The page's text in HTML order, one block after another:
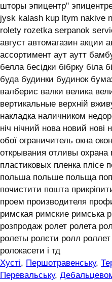
шторы эпицентр''
jysk kalash kup ltym nakive
rolety rozetka serpanok
август автомагазин акции
ассортимент аут аутт
белла бесідки бібрку біла
буда будинки будинок
валберис валки велика
вертикальные верхній
накладка наличником
ніч нічний нова новий
обої ограничитель окна
открывания отливы охрана
пластиковых пленка плісе
польша польше польща
почистити пошта
проем производителя
римская римские римська
розпродаж ролет ролета
ролеты ролєти ролл
ролокасети і тд
Хусті, Першотравенську,
Перевальську,